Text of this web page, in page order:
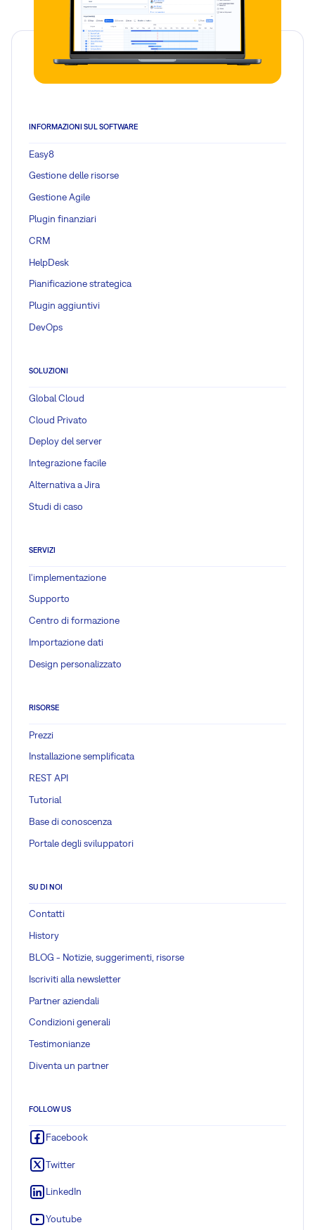
INFORMAZIONI SUL SOFTWARE
Easy8
Gestione delle risorse
Gestione Agile
Plugin finanziari
CRM
HelpDesk
Pianificazione strategica
Plugin aggiuntivi
DevOps
SOLUZIONI
Global Cloud
Cloud Privato
Deploy del server
Integrazione facile
Alternativa a Jira
Studi di caso
SERVIZI
l'implementazione
Supporto
Centro di formazione
Importazione dati
Design personalizzato
RISORSE
Prezzi
Installazione semplificata
REST API
Tutorial
Base di conoscenza
Portale degli sviluppatori
SU DI NOI
Contatti
History
BLOG - Notizie, suggerimenti, risorse
Iscriviti alla newsletter
Partner aziendali
Condizioni generali
Testimonianze
Diventa un partner
FOLLOW US
Facebook
Twitter
LinkedIn
Youtube